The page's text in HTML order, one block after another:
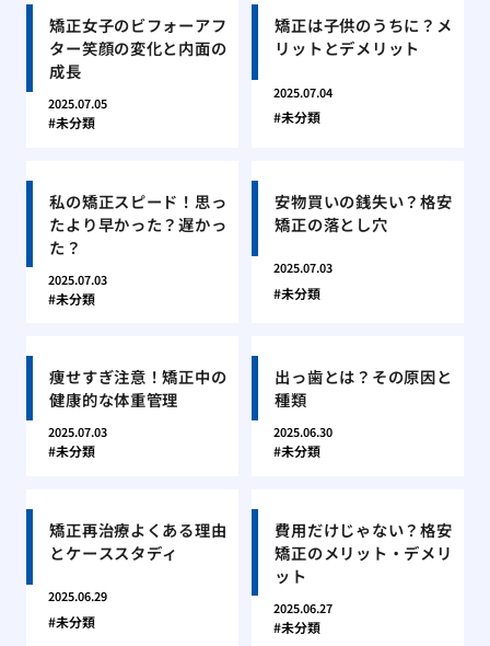
矯正女子のビフォーアフ
ター笑顔の変化と内面の
成長
2025.07.05
未分類
矯正は子供のうちに？メ
リットとデメリット
2025.07.04
未分類
私の矯正スピード！思っ
たより早かった？遅かっ
た？
2025.07.03
未分類
安物買いの銭失い？格安
矯正の落とし穴
2025.07.03
未分類
痩せすぎ注意！矯正中の
健康的な体重管理
2025.07.03
未分類
出っ歯とは？その原因と
種類
2025.06.30
未分類
矯正再治療よくある理由
とケーススタディ
2025.06.29
未分類
費用だけじゃない？格安
矯正のメリット・デメリ
ット
2025.06.27
未分類